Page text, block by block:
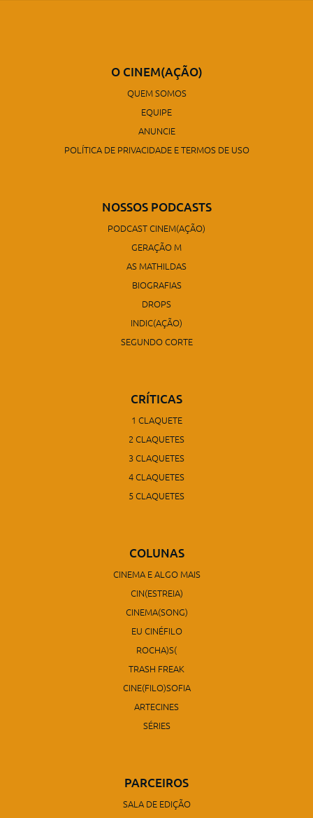
O CINEM(AÇÃO)
QUEM SOMOS
EQUIPE
ANUNCIE
POLÍTICA DE PRIVACIDADE E TERMOS DE USO
NOSSOS PODCASTS
PODCAST CINEM(AÇÃO)
GERAÇÃO M
AS MATHILDAS
BIOGRAFIAS
DROPS
INDIC(AÇÃO)
SEGUNDO CORTE
CRÍTICAS
1 CLAQUETE
2 CLAQUETES
3 CLAQUETES
4 CLAQUETES
5 CLAQUETES
COLUNAS
CINEMA E ALGO MAIS
CIN(ESTREIA)
CINEMA(SONG)
EU CINÉFILO
ROCHA)S(
TRASH FREAK
CINE(FILO)SOFIA
ARTECINES
SÉRIES
PARCEIROS
SALA DE EDIÇÃO